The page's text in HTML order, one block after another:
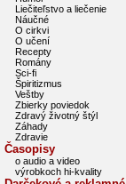
Liečiteľstvo a liečenie
Náučné
O cirkvi
O učení
Recepty
Romány
Sci-fi
Špiritizmus
Veštby
Zbierky poviedok
Zdravý životný štýl
Záhady
Zdravie
Časopisy
o audio a video
výrobkoch hi-kvality